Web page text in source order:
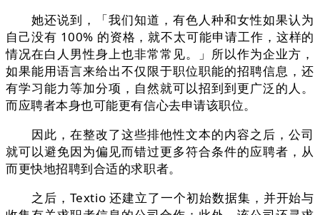
她还说到，「我们知道，有色人种和女性如果认为
自己没有 100% 的资格，就不太可能申请工作，这样的
情况在白人男性身上也非常常见。」所以作为企业方，
如果能用语言来给出不仅限于职位职能的招聘信息，还
有学习能力等加分项，自然就可以招到到更广泛的人。
而应聘者本身也可能更有信心去申请该职位。
因此，在整改了这些排他性文本的内容之后，公司
就可以避免因为偏见而错过更多符合条件的应聘者，从
而更快地招聘到合适的求职者。
之后，Textio 还建立了一个初始数据集，并开始与